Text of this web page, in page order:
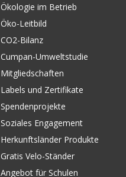
Ökologie im Betrieb
Öko-Leitbild
CO2-Bilanz
Cumpan-Umweltstudie
Mitgliedschaften
Labels und Zertifikate
Spendenprojekte
Soziales Engagement
Herkunftsländer Produkte
Gratis Velo-Ständer
Angebot für Schulen